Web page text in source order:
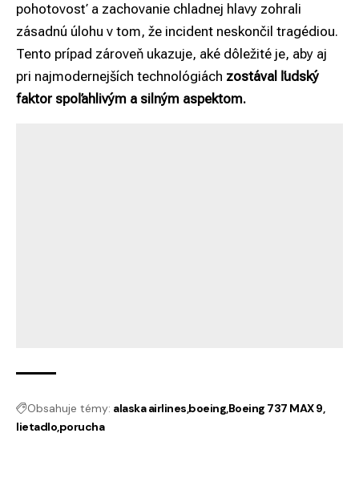
pohotovosť a zachovanie chladnej hlavy zohrali
zásadnú úlohu v tom, že incident neskončil tragédiou.
Tento prípad zároveň ukazuje, aké dôležité je, aby aj
pri najmodernejších technológiách zostával ľudský
faktor spoľahlivým a silným aspektom.
Obsahuje témy: alaska airlinesboeingBoeing 737 MAX 9
lietadloporucha